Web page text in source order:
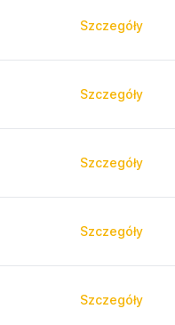
Szczegóły
Szczegóły
Szczegóły
Szczegóły
Szczegóły